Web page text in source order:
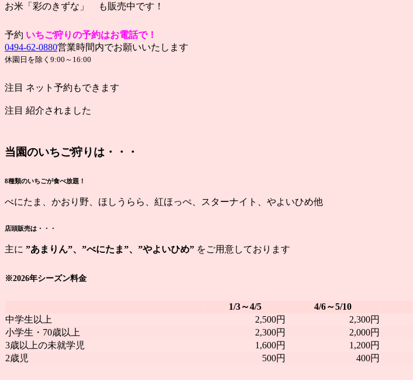
お米「彩のきずな」 も販売中です！
予約 いちご狩りの予約はお電話で！
0494-62-0880営業時間内でお願いいたします
休園日を除く9:00～16:00
注目 ネット予約もできます
注目 紹介されました
当園のいちご狩りは・・・
8種類のいちごが食べ放題！
べにたま、かおり野、ほしうらら、紅ほっぺ、スターナイト、やよいひめ他
店頭販売は・・・
主に ”あまりん”、”べにたま”、”やよいひめ” をご用意しております
※2026年シーズン料金
1/3～4/5 4/6～5/10
中学生以上
2,500円 2,300円
小学生・70歳以上
2,300円 2,000円
3歳以上の未就学児
1,600円 1,200円
2歳児
500円 400円